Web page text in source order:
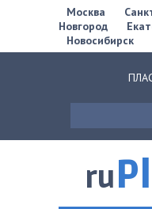
Москва
Новгород
Новосибирск
ru